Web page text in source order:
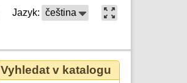
Jazyk: čeština
Vyhledat v katalogu